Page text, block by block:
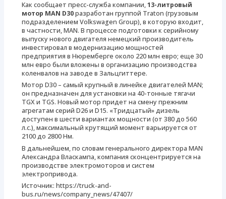
Как сообщает пресс-служба компании,13-литровый
мотор MAN D30разработан группой Traton (грузовым
подразделением Volkswagen Group), в которую входит,
в частности, MAN. В процессе подготовки к серийному
выпуску нового двигателя немецкий производитель
инвестировал в модернизацию мощностей
предприятия в Нюремберге около 220 млн евро; еще 30
млн евро были вложены в организацию производства
коленвалов на заводе в Зальцгиттере.
Мотор D30 – самый крупный в линейке двигателей MAN;
он предназначен для установки на 40-тонные тягачи
TGX и TGS. Новый мотор придет на смену прежним
агрегатам серий D26 и D15. «Тридцатый» дизель
доступен в шести вариантах мощности (от 380 до 560
л.с.), максимальный крутящий момент варьируется от
2100 до 2800 Нм.
В дальнейшем, по словам генерального директора MAN
Александра Власкампа, компания сконцентрируется на
производстве электромоторов и систем
электропривода.
Источник: https://truck-and-
bus.ru/news/company_news/47407/